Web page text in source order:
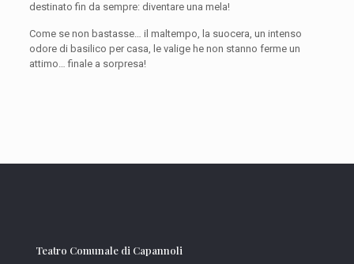
destinato fin da sempre: diventare una mela!
Come se non bastasse… il maltempo, la suocera, un intenso
odore di basilico per casa, le valige he non stanno ferme un
attimo… finale a sorpresa!
Teatro Comunale di Capannoli